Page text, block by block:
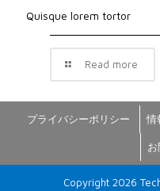
Quisque lorem tortor
Read more
プライバシーポリシー 情
Copyright 2026